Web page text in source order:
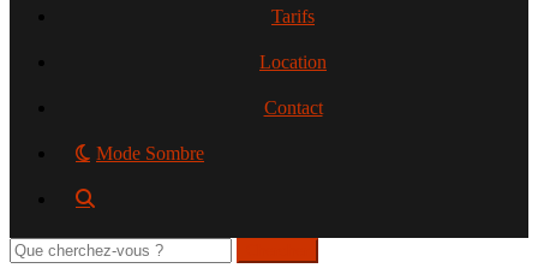
Tarifs
Location
Contact
Mode Sombre
Rechercher
sur